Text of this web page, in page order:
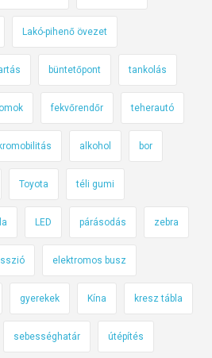
Lakó-pihenő övezet
büntetőpont tankolás
fekvőrendőr teherautó
alkohol bor
Toyota téli gumi
LED párásodás zebra
elektromos busz
gyerekek Kína kresz tábla
sebességhatár útépítés